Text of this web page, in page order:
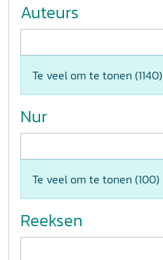
Auteurs
Te veel om te tonen (1140)
Nur
Te veel om te tonen (100)
Reeksen